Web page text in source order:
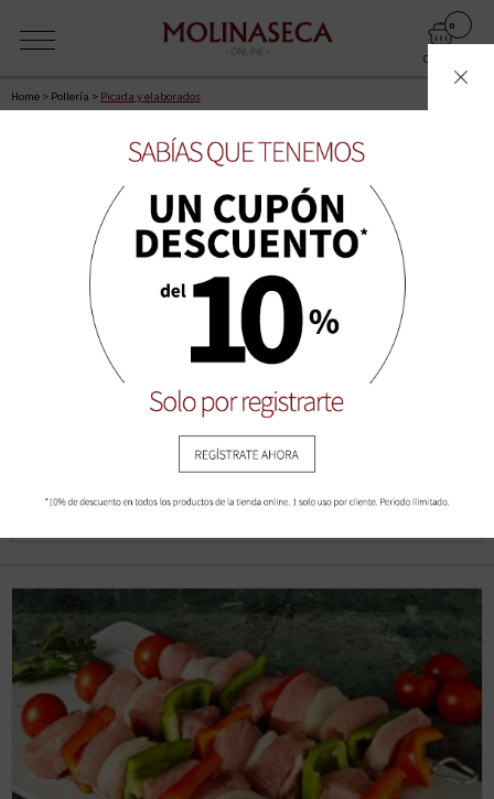
CARRITO
0
Home > Pollería > Picada y elaborados
La próxima franja disponible para entrega a domicilio es: Viernes
CALIDAD AL MEJOR PRECIO
LISTA